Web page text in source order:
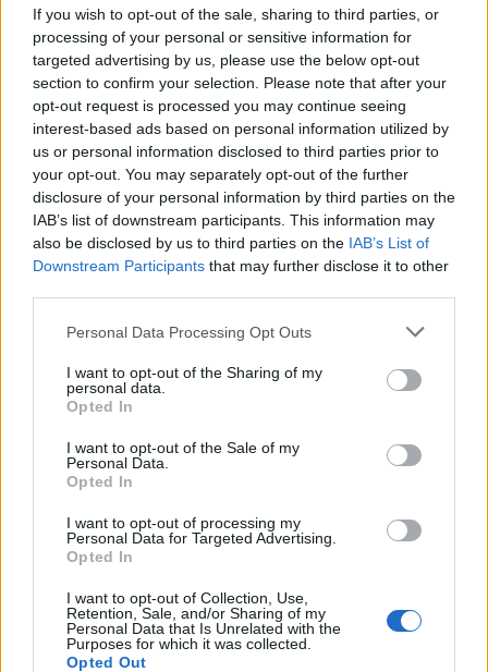
If you wish to opt-out of the sale, sharing to third parties, or
processing of your personal or sensitive information for
targeted advertising by us, please use the below opt-out
section to confirm your selection. Please note that after your
opt-out request is processed you may continue seeing
interest-based ads based on personal information utilized by
us or personal information disclosed to third parties prior to
your opt-out. You may separately opt-out of the further
disclosure of your personal information by third parties on the
IAB’s list of downstream participants. This information may
also be disclosed by us to third parties on the IAB’s List of
Downstream Participants that may further disclose it to other
Personal Data Processing Opt Outs
I want to opt-out of the Sharing of my
personal data.
Opted In
I want to opt-out of the Sale of my
Personal Data.
Opted In
I want to opt-out of processing my
Personal Data for Targeted Advertising.
Opted In
I want to opt-out of Collection, Use,
Retention, Sale, and/or Sharing of my
Personal Data that Is Unrelated with the
Purposes for which it was collected.
Opted Out
Ιεράπετρα: Χειροπέδες σε 20χρονο φερόμενο διακινητή
για την «καραβιά» με τους 45 μετανάστες
20:21
Λιμάνι Ηρακλείου: Έμπλεξε ο κάβος στην προπέλα του
πλοίου!
20:15
Γερμανία: Τουλάχιστον 25 τραυματίες, οι επτά σοβαρά,
από σύγκρουση δύο τραμ - Δείτε βίντεο
Οργανωτικό λίφτινγκ χρειάζονται οι δήμοι
ΠΕΡΙΣΣΟΤΕΡΑ
ΣΧΕΤΙΚA AΡΘΡΑ
Γιώργος Σφακιανάκης: Η
Γιώργος Σφακιανάκης: Η
παρέμβαση για το
μεταναστευτικό με φόντο τη